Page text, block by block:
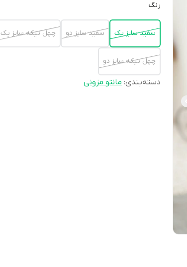
رنگ
سفید سایز یک سفید سایز دو چهل تیکه سایز یک
چهل تیکه سایز دو
دسته‌بندی:مانتو مزونی